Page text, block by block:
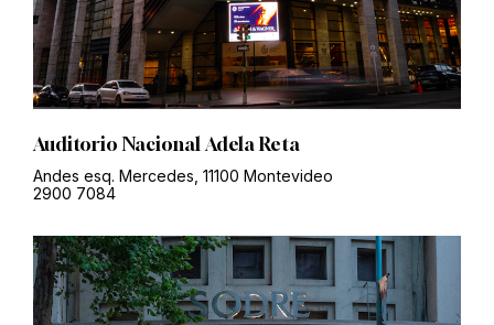
Auditorio Nacional Adela Reta
Andes esq. Mercedes, 11100 Montevideo
2900 7084